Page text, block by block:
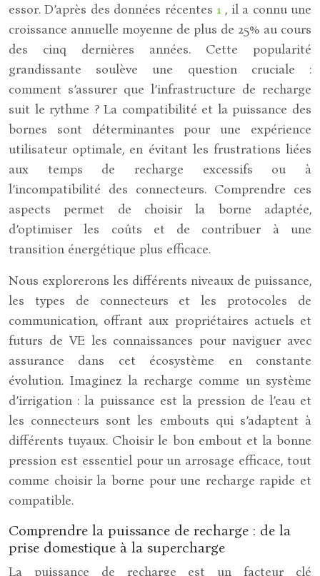
essor. D’après des données récentes 1 , il a connu une
croissance annuelle moyenne de plus de 25% au cours
des cinq dernières années. Cette popularité
grandissante soulève une question cruciale :
comment s’assurer que l’infrastructure de recharge
suit le rythme ? La compatibilité et la puissance des
bornes sont déterminantes pour une expérience
utilisateur optimale, en évitant les frustrations liées
aux temps de recharge excessifs ou à
l’incompatibilité des connecteurs. Comprendre ces
aspects permet de choisir la borne adaptée,
d’optimiser les coûts et de contribuer à une
transition énergétique plus efficace.
Nous explorerons les différents niveaux de puissance,
les types de connecteurs et les protocoles de
communication, offrant aux propriétaires actuels et
futurs de VE les connaissances pour naviguer avec
assurance dans cet écosystème en constante
évolution. Imaginez la recharge comme un système
d’irrigation : la puissance est la pression de l’eau et
les connecteurs sont les embouts qui s’adaptent à
différents tuyaux. Choisir le bon embout et la bonne
pression est essentiel pour un arrosage efficace, tout
comme choisir la borne pour une recharge rapide et
compatible.
Comprendre la puissance de recharge : de la
prise domestique à la supercharge
La puissance de recharge est un facteur clé